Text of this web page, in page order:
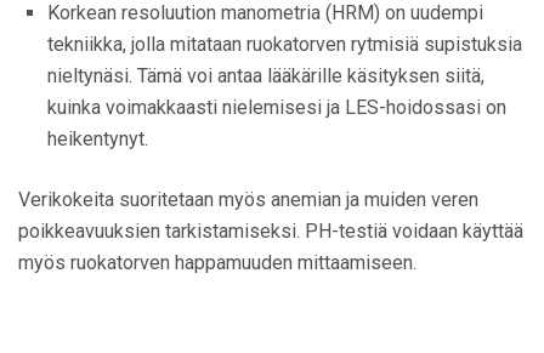
Korkean resoluution manometria (HRM) on uudempi
tekniikka, jolla mitataan ruokatorven rytmisiä supistuksia
nieltynäsi. Tämä voi antaa lääkärille käsityksen siitä,
kuinka voimakkaasti nielemisesi ja LES-hoidossasi on
heikentynyt.
Verikokeita suoritetaan myös anemian ja muiden veren
poikkeavuuksien tarkistamiseksi. PH-testiä voidaan käyttää
myös ruokatorven happamuuden mittaamiseen.